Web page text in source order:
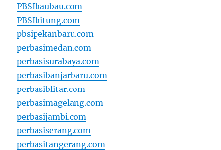
PBSIbaubau.com
PBSIbitung.com
pbsipekanbaru.com
perbasimedan.com
perbasisurabaya.com
perbasibanjarbaru.com
perbasiblitar.com
perbasimagelang.com
perbasijambi.com
perbasiserang.com
perbasitangerang.com